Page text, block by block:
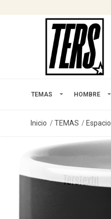
TEMAS HOMBRE
Inicio TEMAS Espacio